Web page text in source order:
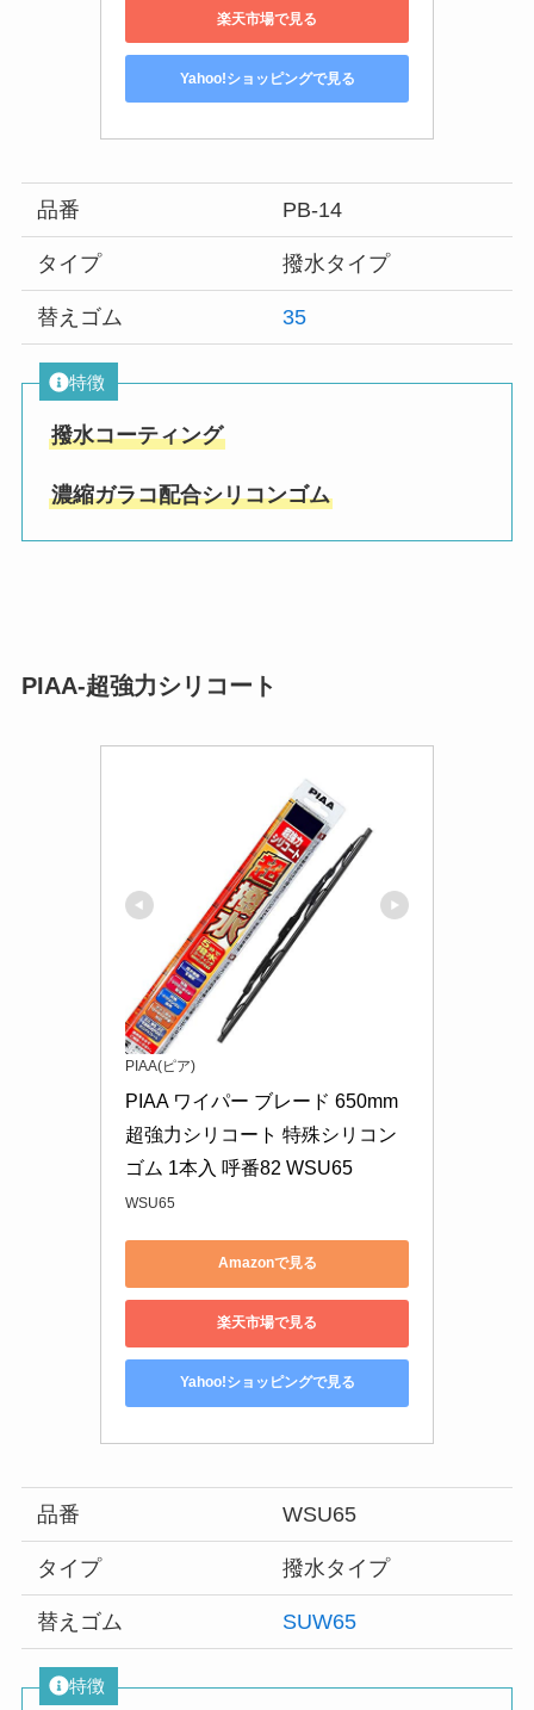
楽天市場で見る
Yahoo!ショッピングで見る
品番 PB-14
タイプ 撥水タイプ
替えゴム 35
特徴
撥水コーティング
濃縮ガラコ配合シリコンゴム
PIAA-超強力シリコート
PIAA(ピア)
PIAA ワイパー ブレード 650mm
超強力シリコート 特殊シリコン
ゴム 1本入 呼番82 WSU65
WSU65
Amazonで見る
楽天市場で見る
Yahoo!ショッピングで見る
品番 WSU65
タイプ 撥水タイプ
替えゴム SUW65
特徴